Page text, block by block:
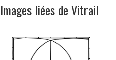
Images liées de Vitrail